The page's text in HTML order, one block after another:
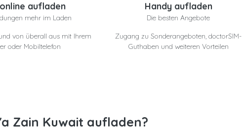
aufladen
mehr im Laden
von überall aus mit Ihrem
oder Mobiltelefon
Handy aufladen
Die besten Angebote
Zugang zu Sonderangeboten, doctorSIM-
Guthaben und weiteren Vorteilen
Zain Kuwait aufladen?